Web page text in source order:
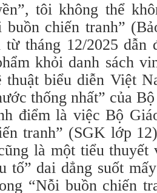
tôi không thể
buồn chiến tranh”
tháng 12/2025 dẫn
khỏi danh sách
thuật biểu diễn Việt
thống nhất” của
điểm là việc Bộ
tranh” (SGK lớp
là một tiểu thuyết
tố” dai dẳng suốt
“Nỗi buồn chiến